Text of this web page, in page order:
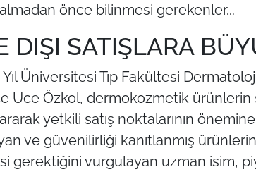
önce bilinmesi gerekenler...
DIŞI SATIŞLARA
Üniversitesi Tıp Fakültesi
Uce Özkol, dermokozmetik
yetkili satış noktalarının
ve güvenilirliği kanıtlanmış
gerektiğini vurgulayan uzman isim,